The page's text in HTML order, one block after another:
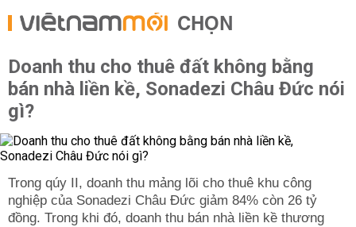
CHỌN
Doanh thu cho thuê đất không bằng
bán nhà liền kề, Sonadezi Châu Đức nói
gì?
Trong qúy II, doanh thu mảng lõi cho thuê khu công
nghiệp của Sonadezi Châu Đức giảm 84% còn 26 tỷ
đồng. Trong khi đó, doanh thu bán nhà liền kề thương